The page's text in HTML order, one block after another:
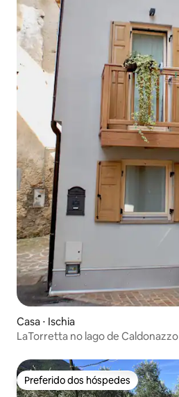
Casa ⋅ Ischia
LaTorretta no lago de Caldonazzo
Preferido dos hóspedes
Preferido dos hóspedes